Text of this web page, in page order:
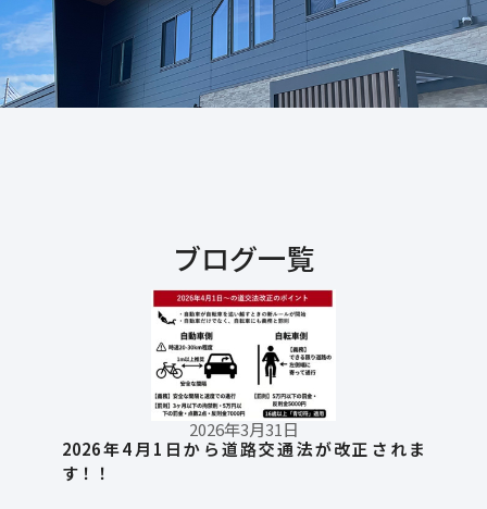
ブログ一覧
2026年3月31日
2026年4月1日から道路交通法が改正されま
す！！